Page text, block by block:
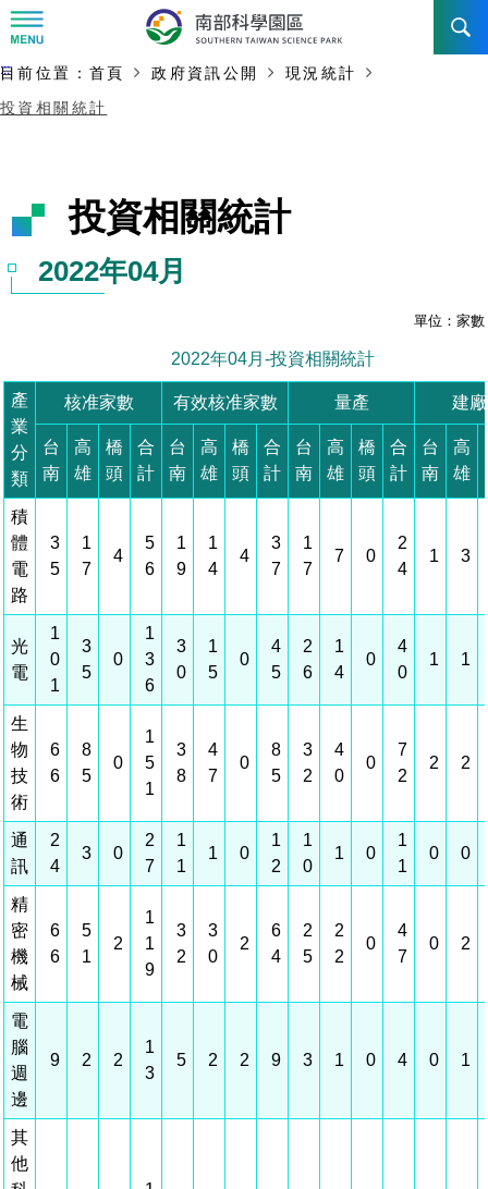
訊息公告
新聞資料專區
即時新聞澄清專區
招標資訊
園區電子看板專區
發展沿革
設立沿革
首長介紹
局長電子信箱
組織法
組織架構
組織職掌
施政主軸
年度工作展望
國家科學及技術委員會重大政策
廉政園地
工作職掌與聯絡管道
廉政資訊
公職人員及關係人補助交易身分關係公開專區
機關採購廉政平臺
獲獎記錄
檔案應用服務須知
檔案應用及宣導活動
檔案教育訓練及標竿學習
檔案管理局相關連結
WebMail(新)
認識園區
臺南園區
競爭優勢
土地規劃
水電供應
園區資源再生中心
簡介
競爭優勢
土地規劃
園區土地廠房宿舍出租資訊
污水處理廠
橋頭園區
簡介
競爭優勢
水電供應
園區土地廠房宿舍出租資訊
污水處理廠
新設園區
交通資訊
機構及廠商名錄
廠商名錄
園區公會資訊
育成中心
文化藝術
公共藝術
南科新港堂
園區生活
園區宿舍簡介
自行車道網
人文景觀地圖
南科AI_ROBOT自造基地
南科創業工坊
永續園區
企業社會責任
生態資產
「沙崙生態科學園區生態保育協作平台」公開資訊
工商服務
申請流程及表單
入區申辦流程
申辦案件處理時限
投資業務
工商業務
環保管理
勞資管理
相關費用
園區事業管理費
土地及廠房租賃
宿舍租金費用
污水費
廢棄物清除處理費
科學園區廠商服務網
園區課程及獎補助計畫
園區培訓課程
科學園區人才培育補助計畫
新興科技應用計畫
敦親睦鄰經費補助
園區參訪申請
性平專區
主要內容開始
:::
目前位置： 首頁 政府資訊公開
現況統計
投資相關統計